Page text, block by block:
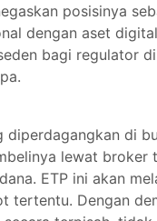
posisinya
dengan aset
bagi regulator
diperdagangkan di
lewat broker
ETP ini akan
tertentu. Dengan